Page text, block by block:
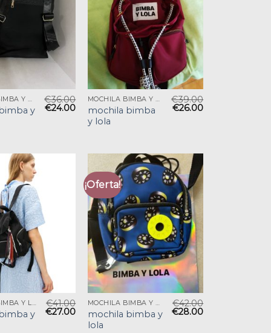
MOCHILA BIMBA Y LOLA
y
€36.00
€24.00
MOCHILA BIMBA Y LOLA
mochila bimba
y lola
€39.00
€26.00
MOCHILA BIMBA Y LOLA
y
€41.00
€27.00
¡Oferta!
MOCHILA BIMBA Y LOLA
mochila bimba y
lola
€42.00
€28.00